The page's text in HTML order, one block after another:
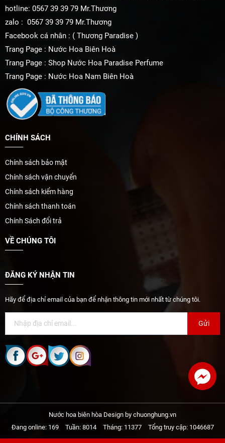
hotline: 0567 39 39 79 Mr.Thương
zalo : 0567 39 39 79 Mr.Thương
Facebook cá nhân : ( Thương Paradise )
Trang Page : Nước Hoa Biên Hoà
Trang Page : Shop Nước Hoa Paradise Perfume
Trang Page : Nước Hoa Nam Biên Hoà
CHÍNH SÁCH
Chính sách bảo mật
Chính sách vận chuyển
Chính sách kiểm hàng
Chính sách thanh toán
Chính Sách đổi trả
VỀ CHÚNG TÔI
ĐĂNG KÝ NHẬN TIN
Hãy để địa chỉ email của bạn để nhận thông tin mới nhất từ chúng tôi.
Gửi
Nước hoa biên hòa Design by chuonghung.vn
Đang online: 169
Tuần: 8014 Tháng: 11377 Tổng truy cập: 1046687